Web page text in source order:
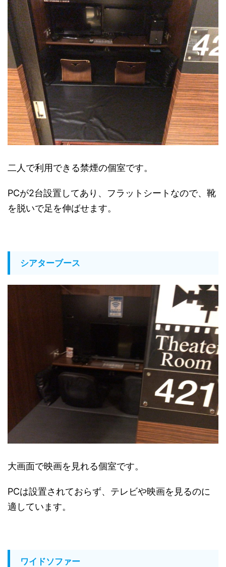
二人で利用できる禁煙の個室です。
PCが2台設置してあり、フラットシートなので、靴
を脱いで足を伸ばせます。
シアターブース
大画面で映画を見れる個室です。
PCは設置されておらず、テレビや映画を見るのに
適しています。
ワイドソファー